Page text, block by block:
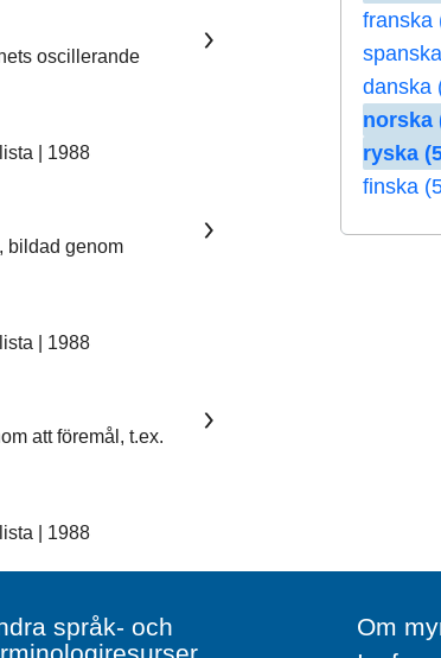
franska
danska
norska
ryska
finska
oscillerande
| 1988
bildad genom
| 1988
att föremål, t.ex.
| 1988
språk- och
Om